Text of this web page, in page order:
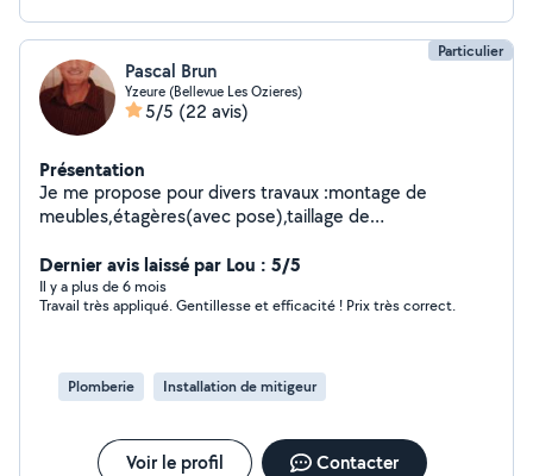
Particulier
Pascal Brun
Yzeure (Bellevue Les Ozieres)
5/5 (22 avis)
Présentation
Je me propose pour divers travaux :montage de
meubles,étagères(avec pose),taillage de
courses ou petits déplacem.Petits trav.plomberie et
bricolage.Papiers peints, peinture int.et ext.
(portes,volets, portails).
Dernier avis laissé par Lou : 5/5
Il y a plus de 6 mois
Travail très appliqué. Gentillesse et efficacité ! Prix très correct.
Plomberie Installation de mitigeur
Voir le profil Contacter